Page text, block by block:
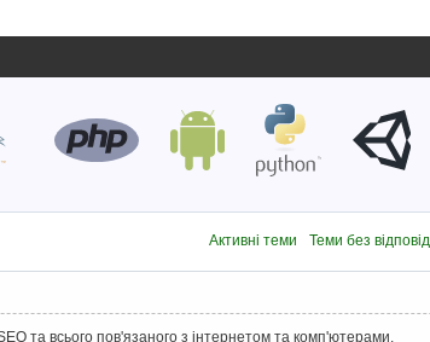
Активні теми Теми без
та всього пов'язаного з інтернетом та комп'ютерами.